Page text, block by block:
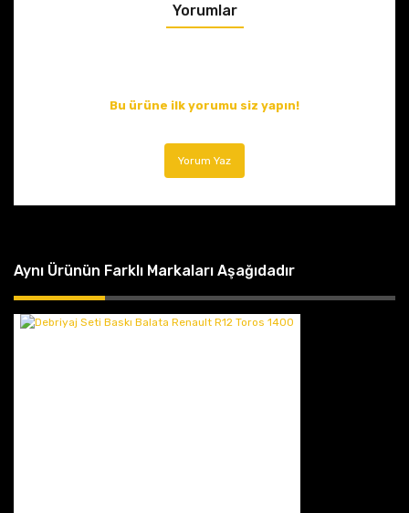
Yorumlar
Bu ürüne ilk yorumu siz yapın!
Yorum Yaz
Aynı Ürünün Farklı Markaları Aşağıdadır